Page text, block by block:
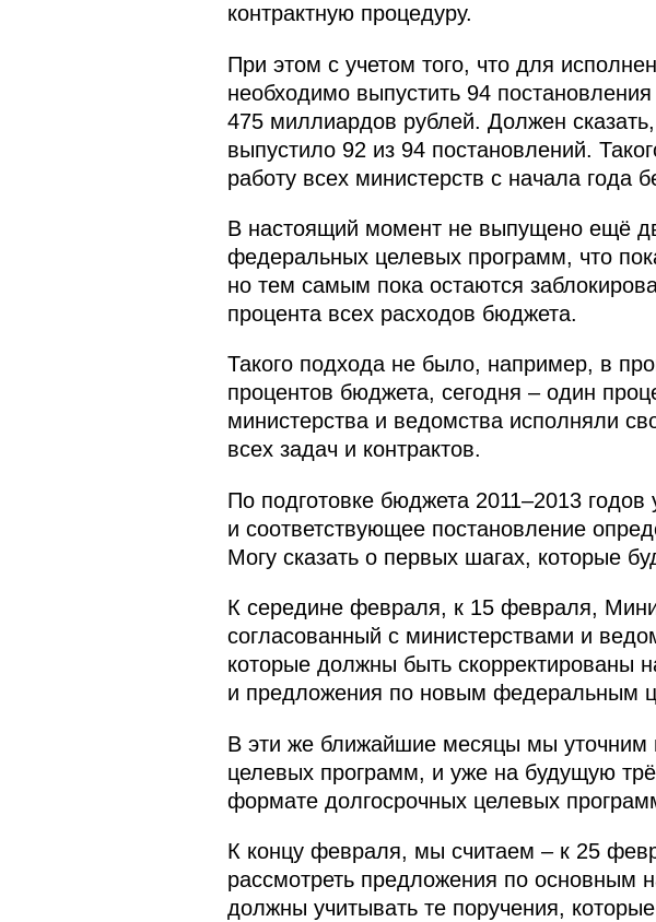
контрактную процедуру.
При этом с учетом того, что для
необходимо выпустить 94
475 миллиардов рублей. Должен
выпустило 92 из 94 постановлений.
работу всех министерств с начала года
В настоящий момент не выпущено ещё
федеральных целевых программ, что
но тем самым пока остаются
процента всех расходов бюджета.
Такого подхода не было, например, в
процентов бюджета, сегодня – один
министерства и ведомства исполняли
всех задач и контрактов.
По подготовке бюджета 2011–2013
и соответствующее постановление
Могу сказать о первых шагах, которые
К середине февраля, к 15 февраля,
согласованный с министерствами и
которые должны быть скорректированы
и предложения по новым федеральным
В эти же ближайшие месяцы мы уточним
целевых программ, и уже на будущую
формате долгосрочных целевых
К концу февраля, мы считаем – к 25
рассмотреть предложения по основным
должны учитывать те поручения,